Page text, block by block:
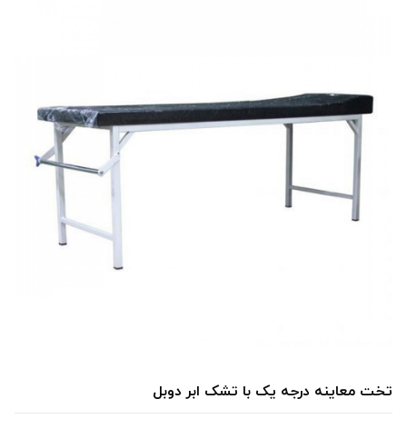
تخت معاینه درجه یک با تشک ابر دوبل